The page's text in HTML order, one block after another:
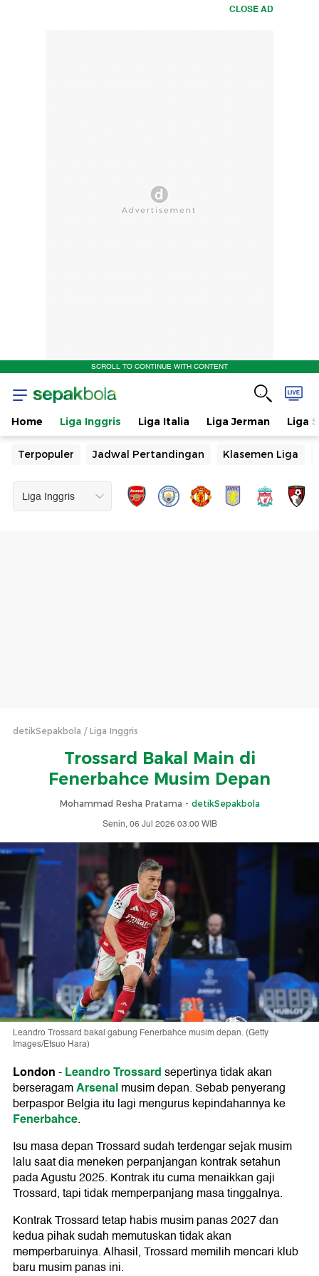
CLOSE AD
SCROLL TO CONTINUE WITH CONTENT
Home Liga Inggris Liga Italia Liga Jerman Liga
Terpopuler Jadwal Pertandingan Klasemen Liga
detikSepakbola Liga Inggris
Trossard Bakal Main di
Fenerbahce Musim Depan
Mohammad Resha Pratama - detikSepakbola
Senin, 06 Jul 2026 03:00 WIB
Leandro Trossard bakal gabung Fenerbahce musim depan. (Getty
Images/Etsuo Hara)
London-Leandro Trossardsepertinya tidak akan
berseragamArsenalmusim depan. Sebab penyerang
berpaspor Belgia itu lagi mengurus kepindahannya ke
Fenerbahce.
Isu masa depan Trossard sudah terdengar sejak musim
lalu saat dia meneken perpanjangan kontrak setahun
pada Agustu 2025. Kontrak itu cuma menaikkan gaji
Trossard, tapi tidak memperpanjang masa tinggalnya.
Kontrak Trossard tetap habis musim panas 2027 dan
kedua pihak sudah memutuskan tidak akan
memperbaruinya. Alhasil, Trossard memilih mencari klub
baru musim panas ini.